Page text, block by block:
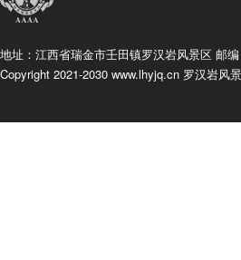
地址：江西省瑞金市壬田镇罗汉岩风景区 邮
Copyright 2021-2030 www.lhyjq.cn 罗汉岩风